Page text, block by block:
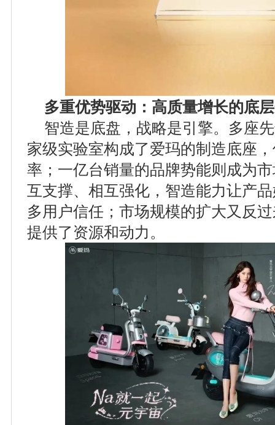
多重优势驱动：高质量增长的底
智造是底盘，战略是引擎。多座
家级实验室构成了爱玛的制造底座
率；一亿台销量的品牌势能则成为
互支撑、相互强化，智造能力让产
多用户信任；市场规模的扩大又反
提供了资源和动力。